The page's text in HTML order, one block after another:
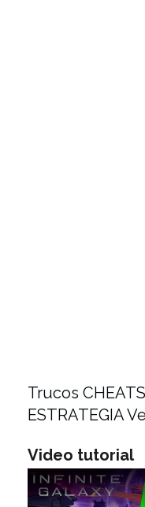
Trucos
ESTRATEGIA
Video tutorial